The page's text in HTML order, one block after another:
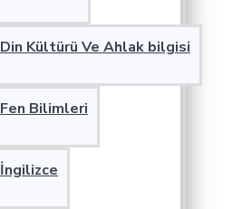
Din Kültürü Ve Ahlak bilgisi
Fen Bilimleri
İngilizce